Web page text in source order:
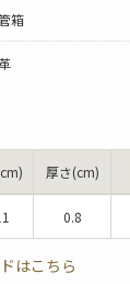
箱
厚さ(cm)
0.8
はこちら